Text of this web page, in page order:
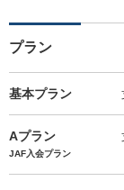
プラン
基本プラン
Aプラン
JAF入会プラン